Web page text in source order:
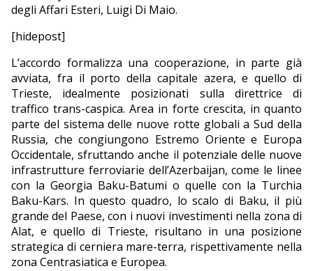
degli Affari Esteri, Luigi Di Maio.
[hidepost]
L’accordo formalizza una cooperazione, in parte già
avviata, fra il porto della capitale azera, e quello di
Trieste, idealmente posizionati sulla direttrice di
traffico trans-caspica. Area in forte crescita, in quanto
parte del sistema delle nuove rotte globali a Sud della
Russia, che congiungono Estremo Oriente e Europa
Occidentale, sfruttando anche il potenziale delle nuove
infrastrutture ferroviarie dell’Azerbaijan, come le linee
con la Georgia Baku-Batumi o quelle con la Turchia
Baku-Kars. In questo quadro, lo scalo di Baku, il più
grande del Paese, con i nuovi investimenti nella zona di
Alat, e quello di Trieste, risultano in una posizione
strategica di cerniera mare-terra, rispettivamente nella
zona Centrasiatica e Europea.